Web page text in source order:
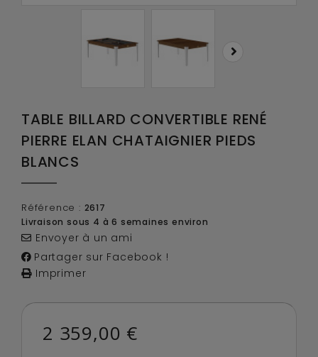
TABLE BILLARD CONVERTIBLE RENÉ
PIERRE ELAN CHATAIGNIER PIEDS
BLANCS
Référence : 2617
Livraison sous 4 à 6 semaines environ
Envoyer à un ami
Partager sur Facebook !
Imprimer
2 359,00 €